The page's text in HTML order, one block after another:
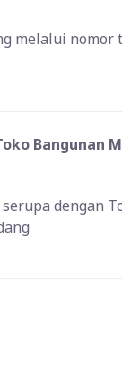
melalui nomor
Bangunan
dengan